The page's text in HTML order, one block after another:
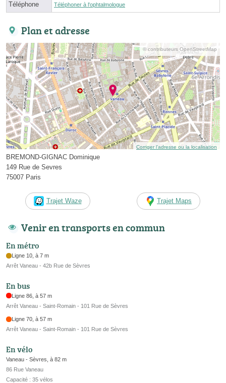
Téléphone Téléphoner à l'ophtalmologue
Plan et adresse
© contributeurs OpenStreetMap
Corriger l’adresse ou la localisation
BREMOND-GIGNAC Dominique
149 Rue de Sevres
75007 Paris
Trajet Waze Trajet Maps
Venir en transports en commun
En métro
Ligne 10, à 7 m
Arrêt Vaneau - 42b Rue de Sèvres
En bus
Ligne 86, à 57 m
Arrêt Vaneau - Saint-Romain - 101 Rue de Sèvres
Ligne 70, à 57 m
Arrêt Vaneau - Saint-Romain - 101 Rue de Sèvres
En vélo
Vaneau - Sèvres, à 82 m
86 Rue Vaneau
Capacité : 35 vélos